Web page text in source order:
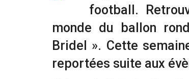
football.
monde du ballon
Bridel ». Cette
reportées suite aux